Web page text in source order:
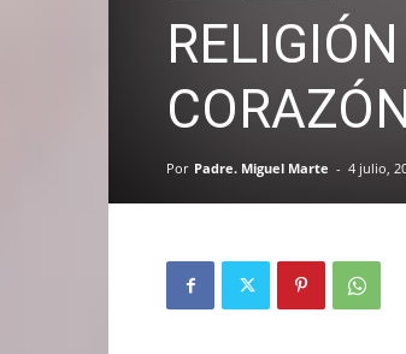
Por Padre. Miguel Marte - 4 julio,